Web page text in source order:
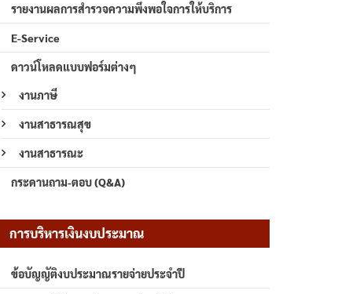
รายงานผลการสำรวจความพึงพอใจการให้บริการ
E-Service
ดาวน์โหลดแบบฟอร์มต่างๆ
งานภาษี
งานสาธารณสุข
งานสาธารณะ
กระดานถาม-ตอบ (Q&A)
การบริหารเงินงบประมาณ
ข้อบัญญัติงบประมาณรายจ่ายประจำปี